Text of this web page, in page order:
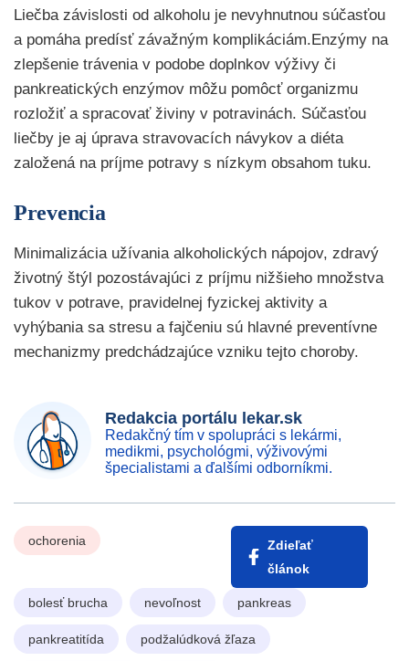
Liečba závislosti od alkoholu je nevyhnutnou súčasťou
a pomáha predísť závažným komplikáciám.Enzýmy na
zlepšenie trávenia v podobe doplnkov výživy či
pankreatických enzýmov môžu pomôcť organizmu
rozložiť a spracovať živiny v potravinách. Súčasťou
liečby je aj úprava stravovacích návykov a diéta
založená na príjme potravy s nízkym obsahom tuku.
Prevencia
Minimalizácia užívania alkoholických nápojov, zdravý
životný štýl pozostávajúci z príjmu nižšieho množstva
tukov v potrave, pravidelnej fyzickej aktivity a
vyhýbania sa stresu a fajčeniu sú hlavné preventívne
mechanizmy predchádzajúce vzniku tejto choroby.
Redakcia portálu lekar.sk
Redakčný tím v spolupráci s lekármi,
medikmi, psychológmi, výživovými
špecialistami a ďalšími odborníkmi.
ochorenia
Zdieľať
článok
bolesť brucha nevoľnost pankreas
pankreatitída podžalúdková žľaza